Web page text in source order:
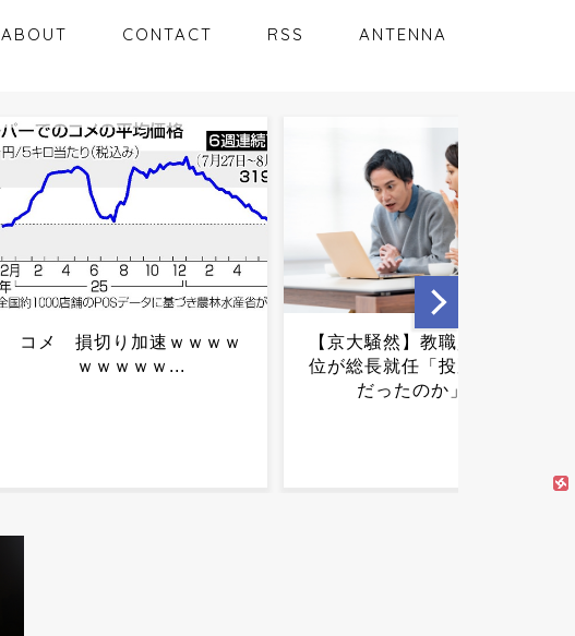
ABOUT CONTACT RSS ANTENNA
【京大騒然】教職員投票３
位が総長就任「投票とは何
有吉「うまくても絶対に行
きたくない店」がこちら…
ネットも共感ｗｗｗｗｗｗ